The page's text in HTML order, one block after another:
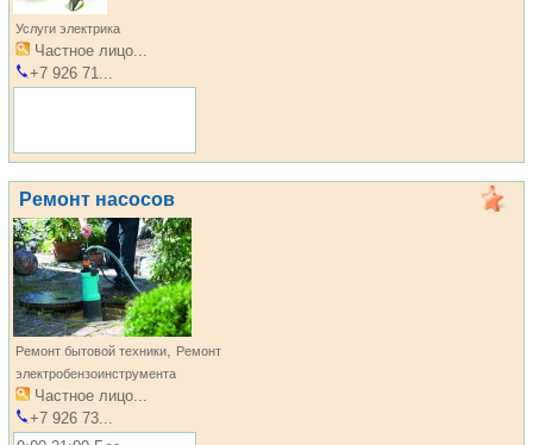
Услуги электрика
Частное лицо...
+7 926 71...
Ремонт насосов
Ремонт бытовой техники, Ремонт
электробензоинструмента
Частное лицо...
+7 926 73...